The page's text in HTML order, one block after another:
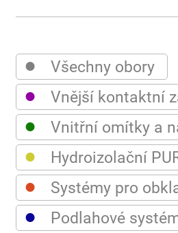
● Všechny obory
● Vnější kontaktní
● Vnitřní omítky a
● Hydroizolační
● Systémy pro
● Podlahové